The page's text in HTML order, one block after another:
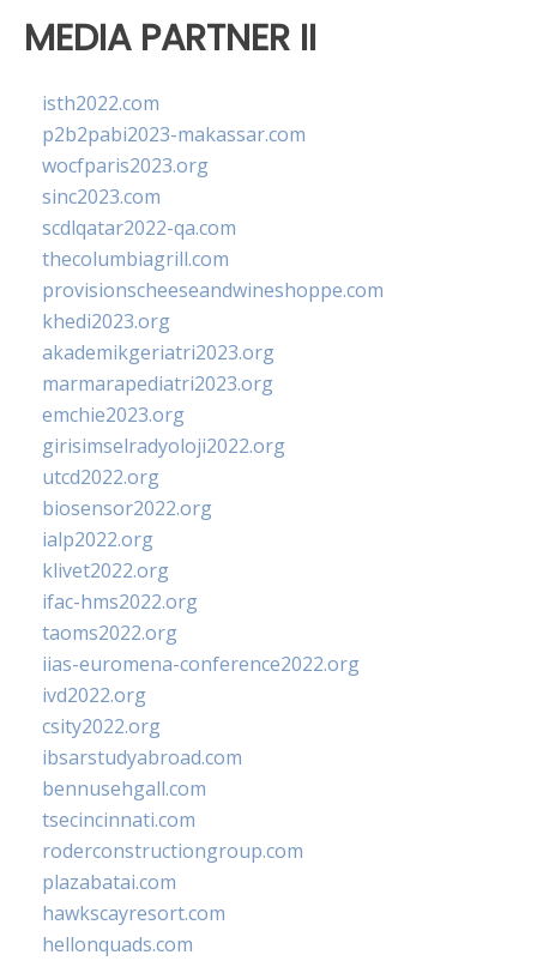
MEDIA PARTNER II
isth2022.com
p2b2pabi2023-makassar.com
wocfparis2023.org
sinc2023.com
scdlqatar2022-qa.com
thecolumbiagrill.com
provisionscheeseandwineshoppe.com
khedi2023.org
akademikgeriatri2023.org
marmarapediatri2023.org
emchie2023.org
girisimselradyoloji2022.org
utcd2022.org
biosensor2022.org
ialp2022.org
klivet2022.org
ifac-hms2022.org
taoms2022.org
iias-euromena-conference2022.org
ivd2022.org
csity2022.org
ibsarstudyabroad.com
bennusehgall.com
tsecincinnati.com
roderconstructiongroup.com
plazabatai.com
hawkscayresort.com
hellonquads.com